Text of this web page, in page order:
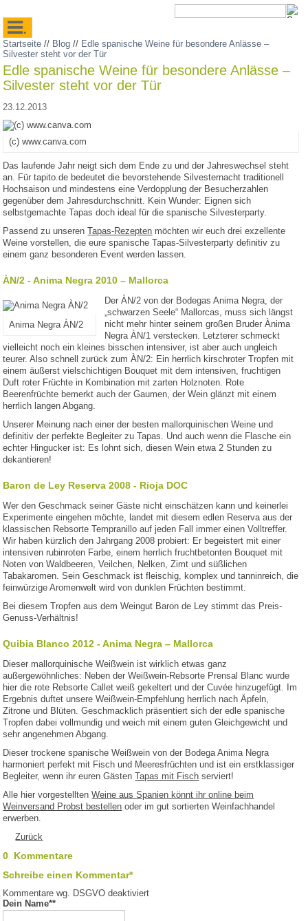
.
Startseite // Blog // Edle spanische Weine für besondere Anlässe –
Silvester steht vor der Tür
Edle spanische Weine für besondere Anlässe –
Silvester steht vor der Tür
23.12.2013
(c) www.canva.com
Das laufende Jahr neigt sich dem Ende zu und der Jahreswechsel steht
an. Für tapito.de bedeutet die bevorstehende Silvesternacht traditionell
Hochsaison und mindestens eine Verdopplung der Besucherzahlen
gegenüber dem Jahresdurchschnitt. Kein Wunder: Eignen sich
selbstgemachte Tapas doch ideal für die spanische Silvesterparty.
Passend zu unserenTapas-Rezepten möchten wir euch drei exzellente
Weine vorstellen, die eure spanische Tapas-Silvesterparty definitiv zu
einem ganz besonderen Event werden lassen.
ÀN/2 - Anima Negra 2010 – Mallorca
Anima Negra ÀN/2
Der ÀN/2 von der Bodegas Anima Negra, der
„schwarzen Seele“ Mallorcas, muss sich längst
nicht mehr hinter seinem großen Bruder Ànima
Negra ÀN/1 verstecken. Letzterer schmeckt
vielleicht noch ein kleines bisschen intensiver, ist aber auch ungleich
teurer. Also schnell zurück zum ÀN/2: Ein herrlich kirschroter Tropfen mit
einem äußerst vielschichtigen Bouquet mit dem intensiven, fruchtigen
Duft roter Früchte in Kombination mit zarten Holznoten. Rote
Beerenfrüchte bemerkt auch der Gaumen, der Wein glänzt mit einem
herrlich langen Abgang.
Unserer Meinung nach einer der besten mallorquinischen Weine und
definitiv der perfekte Begleiter zu Tapas. Und auch wenn die Flasche ein
echter Hingucker ist: Es lohnt sich, diesen Wein etwa 2 Stunden zu
dekantieren!
Baron de Ley Reserva 2008 - Rioja DOC
Wer den Geschmack seiner Gäste nicht einschätzen kann und keinerlei
Experimente eingehen möchte, landet mit diesem edlen Reserva aus der
klassischen Rebsorte Tempranillo auf jeden Fall immer einen Volltreffer.
Wir haben kürzlich den Jahrgang 2008 probiert: Er begeistert mit einer
intensiven rubinroten Farbe, einem herrlich fruchtbetonten Bouquet mit
Noten von Waldbeeren, Veilchen, Nelken, Zimt und süßlichen
Tabakaromen. Sein Geschmack ist fleischig, komplex und tanninreich, die
feinwürzige Aromenwelt wird von dunklen Früchten bestimmt.
Bei diesem Tropfen aus dem Weingut Baron de Ley stimmt das Preis-
Genuss-Verhältnis!
Quibia Blanco 2012 - Anima Negra – Mallorca
Dieser mallorquinische Weißwein ist wirklich etwas ganz
außergewöhnliches: Neben der Weißwein-Rebsorte Prensal Blanc wurde
hier die rote Rebsorte Callet weiß gekeltert und der Cuvée hinzugefügt. Im
Ergebnis duftet unsere Weißwein-Empfehlung herrlich nach Äpfeln,
Zitrone und Blüten. Geschmacklich präsentiert sich der edle spanische
Tropfen dabei vollmundig und weich mit einem guten Gleichgewicht und
sehr angenehmen Abgang.
Dieser trockene spanische Weißwein von der Bodega Anima Negra
harmoniert perfekt mit Fisch und Meeresfrüchten und ist ein erstklassiger
Begleiter, wenn ihr euren GästenTapas mit Fisch serviert!
Alle hier vorgestelltenWeine aus Spanien könnt ihr online beim
Weinversand Probst bestellen oder im gut sortierten Weinfachhandel
erwerben.
Zurück
0 Kommentare
Schreibe einen Kommentar*
Kommentare wg. DSGVO deaktiviert
Dein Name**